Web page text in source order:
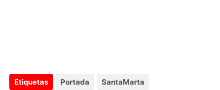
Etiquetas Portada SantaMarta